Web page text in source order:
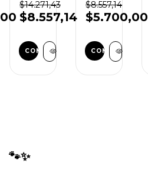
Vectores
Frases
Vinilo
$14.271,43
$8.557,14
Sublimación
Flork
+300
$8.557,14
$5.700,00
🐾✨